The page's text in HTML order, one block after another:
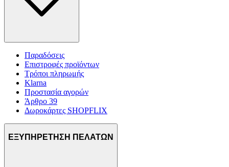
Παραδόσεις
Επιστροφές προϊόντων
Τρόποι πληρωμής
Klarna
Προστασία αγορών
Άρθρο 39
Δωροκάρτες SHOPFLIX
ΕΞΥΠΗΡΕΤΗΣΗ ΠΕΛΑΤΩΝ